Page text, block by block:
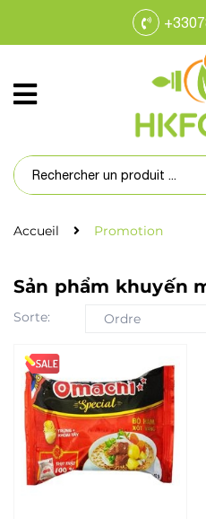
Accueil Promotion
Sản phẩm khuyến
Sorte: Ordre